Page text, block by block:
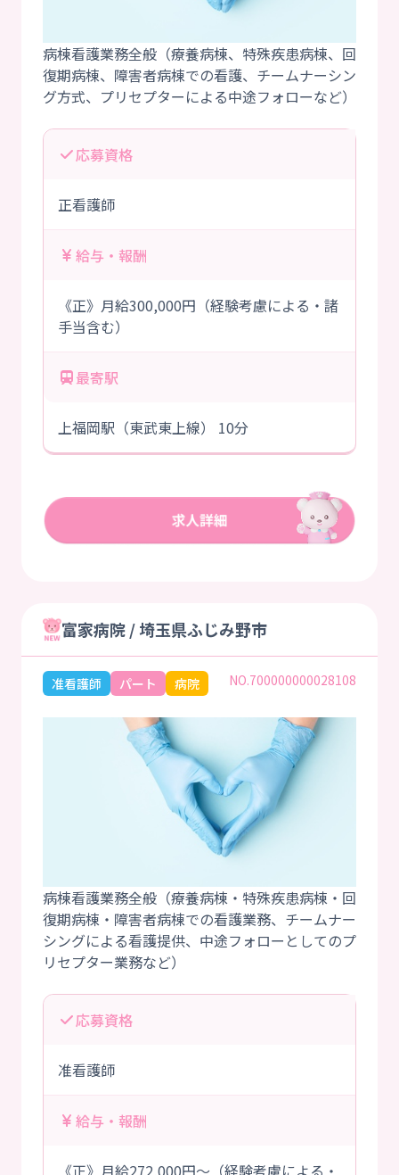
病棟看護業務全般（療養病棟、特殊疾患病棟、回
復期病棟、障害者病棟での看護、チームナーシン
応募資格
正看護師
給与・報酬
《正》月給300,000円（経験考慮による・諸
手当含む）
最寄駅
上福岡駅（東武東上線） 10分
富家病院 / 埼玉県ふじみ野市
准看護師 パート 病院 NO.700000000028108
病棟看護業務全般（療養病棟・特殊疾患病棟・回
復期病棟・障害者病棟での看護業務、チームナー
シングによる看護提供、中途フォローとしてのプ
応募資格
准看護師
給与・報酬